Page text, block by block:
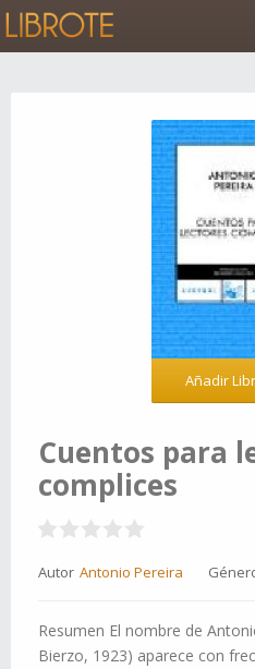
Añadir
Cuentos para
complices
Autor Antonio Pereira
Resumen El nombre de
Bierzo, 1923) aparece con